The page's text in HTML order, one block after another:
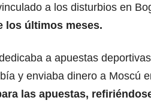
a los disturbios en
los últimos meses.
a apuestas
y enviaba dinero a Moscú
las apuestas,